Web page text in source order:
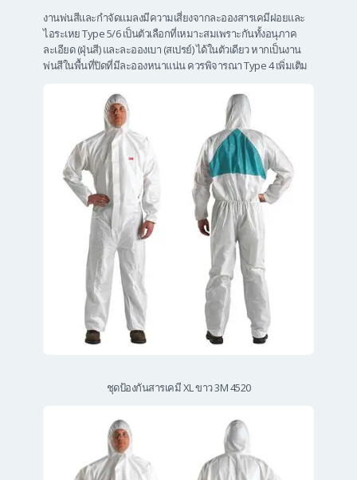
งานพ่นสีและกำจัดแมลงมีความเสี่ยงจากละอองสารเคมีฝอยและ
ไอระเหย Type 5/6 เป็นตัวเลือกที่เหมาะสมเพราะกันทั้งอนุภาค
ละเอียด (ฝุ่นสี) และละอองเบา (สเปรย์) ได้ในตัวเดียว หากเป็นงาน
พ่นสีในพื้นที่ปิดที่มีละอองหนาแน่น ควรพิจารณา Type 4 เพิ่มเติม
ชุดป้องกันสารเคมี XL ขาว 3M 4520